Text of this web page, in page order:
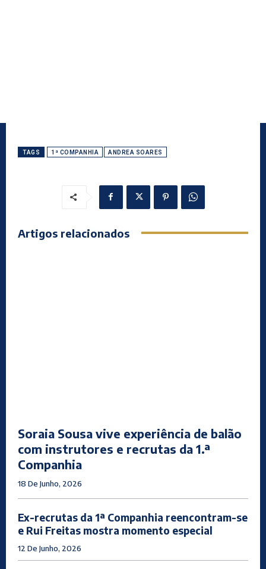
TAGS 1ª COMPANHIA ANDREA SOARES
Artigos relacionados
Soraia Sousa vive experiência de balão
com instrutores e recrutas da 1.ª
Companhia
18 De Junho, 2026
Ex-recrutas da 1ª Companhia reencontram-se
e Rui Freitas mostra momento especial
12 De Junho, 2026